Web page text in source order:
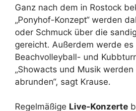
Ganz nach dem in Rostock
„Ponyhof-Konzept“ werden
oder Schmuck über die
gereicht. Außerdem werde es
Beachvolleyball- und
„Showacts und Musik
abrunden“, sagt Krause.
Regelmäßige Live-Konzerte